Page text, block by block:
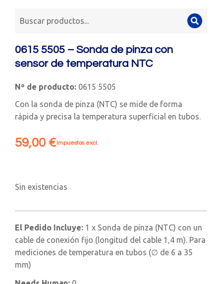
0615 5505 – Sonda de pinza con
sensor de temperatura NTC
Nº de producto: 0615 5505
Con la sonda de pinza (NTC) se mide de forma
rápida y precisa la temperatura superficial en tubos.
59,00 €impuestos excl.
Sin existencias
El Pedido Incluye: 1 x Sonda de pinza (NTC) con un
cable de conexión fijo (longitud del cable 1,4 m). Para
mediciones de temperatura en tubos (∅ de 6 a 35
mm)